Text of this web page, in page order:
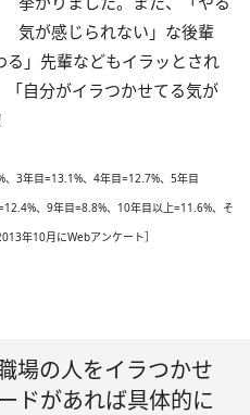
気が感じられない」な後輩
」先輩などもイラッとされ
自分がイラつかせてる気が
、3年目=13.1%、4年目=12.7%、5年目
、9年目=8.8%、10年目以上=11.6%、そ
年10月にWebアンケート］
場の人をイラつかせ
ドがあれば具体的に